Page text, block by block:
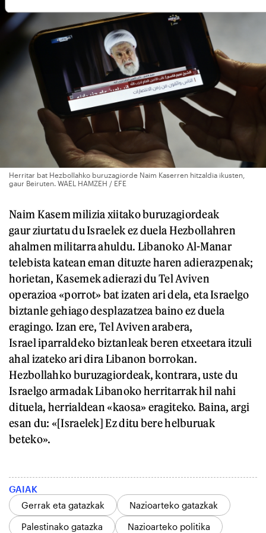
Herritar bat Hezbollahko buruzagiorde Naim Kaserren hitzaldia ikusten,
gaur Beiruten. WAEL HAMZEH / EFE
Naim Kasem milizia xiitako buruzagiordeak
gaur ziurtatu du Israelek ez duela Hezbollahren
ahalmen militarra ahuldu. Libanoko Al-Manar
telebista katean eman dituzte haren adierazpenak;
horietan, Kasemek adierazi du Tel Aviven
operazioa «porrot» bat izaten ari dela, eta Israelgo
biztanle gehiago desplazatzea baino ez duela
eragingo. Izan ere, Tel Aviven arabera,
Israel iparraldeko biztanleak beren etxeetara itzuli
ahal izateko ari dira Libanon borrokan.
Hezbollahko buruzagiordeak, kontrara, uste du
Israelgo armadak Libanoko herritarrak hil nahi
dituela, herrialdean «kaosa» eragiteko. Baina, argi
esan du: «[Israelek] Ez ditu bere helburuak
beteko».
GAIAK
Gerrak eta gatazkak
Nazioarteko gatazkak
Palestinako gatazka
Nazioarteko politika